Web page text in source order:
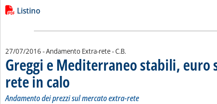
Leggi tutta la notizia: 'Listino dei prezzi all'ingrosso dei
Lista allegati PDF alla notizia
Listino
27/07/2016 - Andamento Extra-rete -di:
C.B.
Greggi e Mediterraneo stabili, euro
rete in calo
Andamento dei prezzi sul mercato extra-rete